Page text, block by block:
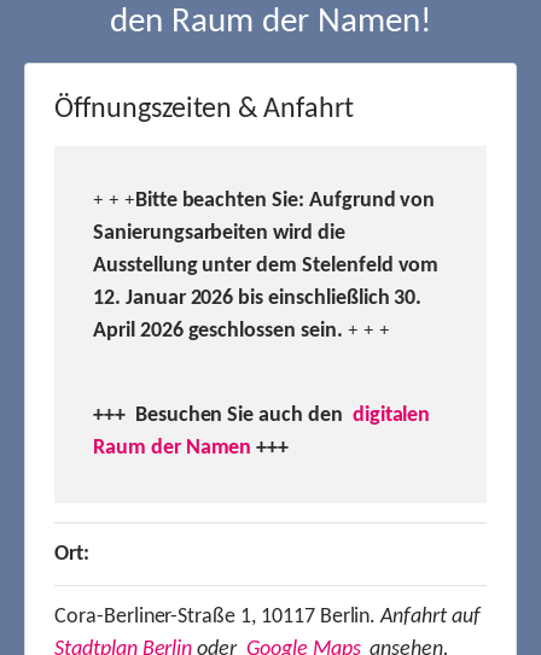
den Raum der Namen!
Öffnungszeiten & Anfahrt
+ + +Bitte beachten Sie: Aufgrund von
Sanierungsarbeiten wird die
Ausstellung unter dem Stelenfeld vom
12. Januar 2026 bis einschließlich 30.
April 2026 geschlossen sein. + + +
+++ Besuchen Sie auch den digitalen
Raum der Namen +++
Ort:
Cora-Berliner-Straße 1, 10117 Berlin.Anfahrt auf
Stadtplan Berlin oder Google Mapsansehen.